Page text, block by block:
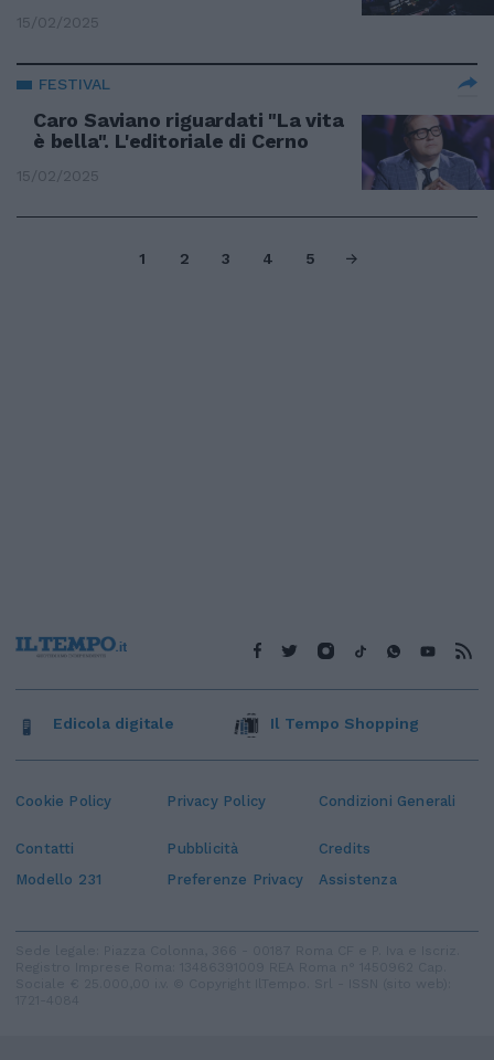
15/02/2025
FESTIVAL
Caro Saviano riguardati "La vita
è bella". L'editoriale di Cerno
15/02/2025
1 2 3 4 5
Cookie Policy Privacy Policy Condizioni Generali
Contatti Pubblicità
Credits
Modello 231
Preferenze Privacy Assistenza
Edicola digitale Il Tempo Shopping